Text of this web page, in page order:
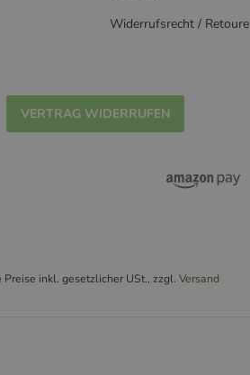
Widerrufsrecht / Retoure
VERTRAG WIDERRUFEN
inkl. gesetzlicher USt., zzgl. Versand